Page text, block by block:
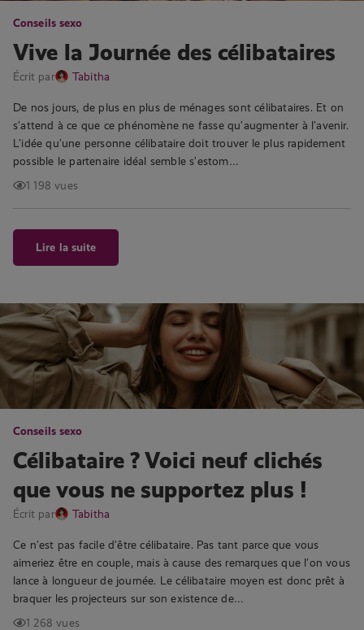
Conseils sexo
Vive la Journée des célibataires
Écrit par Tabitha
De nos jours, de plus en plus de ménages sont célibataires. Et on
s’attend à ce que ce phénomène ne fasse qu’augmenter à l’avenir.
L’idée qu’une personne célibataire doit trouver le plus rapidement
possible le partenaire idéal semble s’estom…
1 198 vues
Lire la suite
Conseils sexo
Célibataire ? Voici neuf clichés
que vous ne supportez plus !
Écrit par Tabitha
Ce n’est pas facile d’être célibataire. Pas tant parce que vous
aimeriez être en couple, mais à cause des remarques que l’on vous
lance à longueur de journée. Le célibataire moyen est donc prêt à
braquer les projecteurs sur son existence de…
1 268 vues